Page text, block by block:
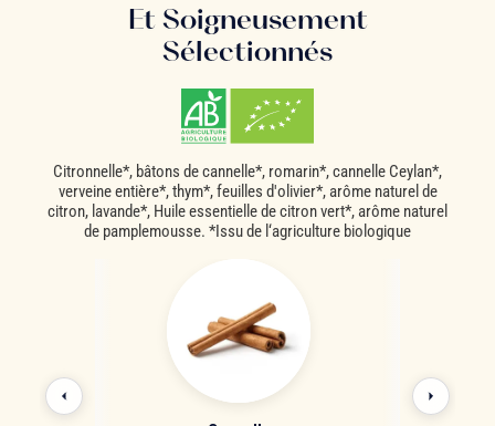
Et Soigneusement
Sélectionnés
Citronnelle*, bâtons de cannelle*, romarin*, cannelle Ceylan*,
verveine entière*, thym*, feuilles d'olivier*, arôme naturel de
citron, lavande*, Huile essentielle de citron vert*, arôme naturel
de pamplemousse. *Issu de l‘agriculture biologique